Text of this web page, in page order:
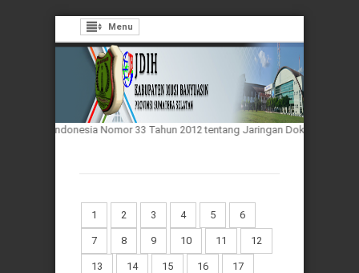
Menu
Indonesia Nomor 33 Tahun 2012 tentang Jaringan Dokumentasi dan
1 2 3 4 5 6
7 8 9 10 11 12
13 14 15 16 17